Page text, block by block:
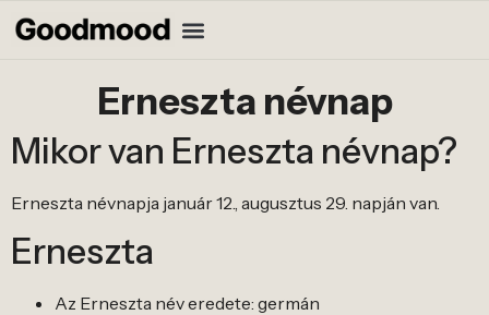
Erneszta névnap
Mikor van Erneszta névnap?
Erneszta névnapja január 12., augusztus 29. napján van.
Erneszta
Az Erneszta név eredete: germán